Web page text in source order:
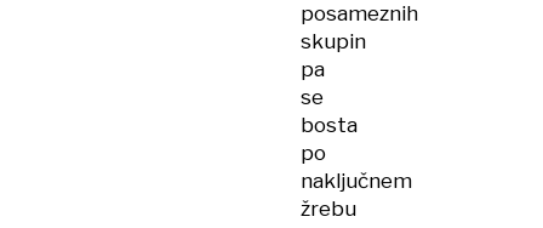
posameznih
skupin
pa
se
bosta
po
naključnem
žrebu